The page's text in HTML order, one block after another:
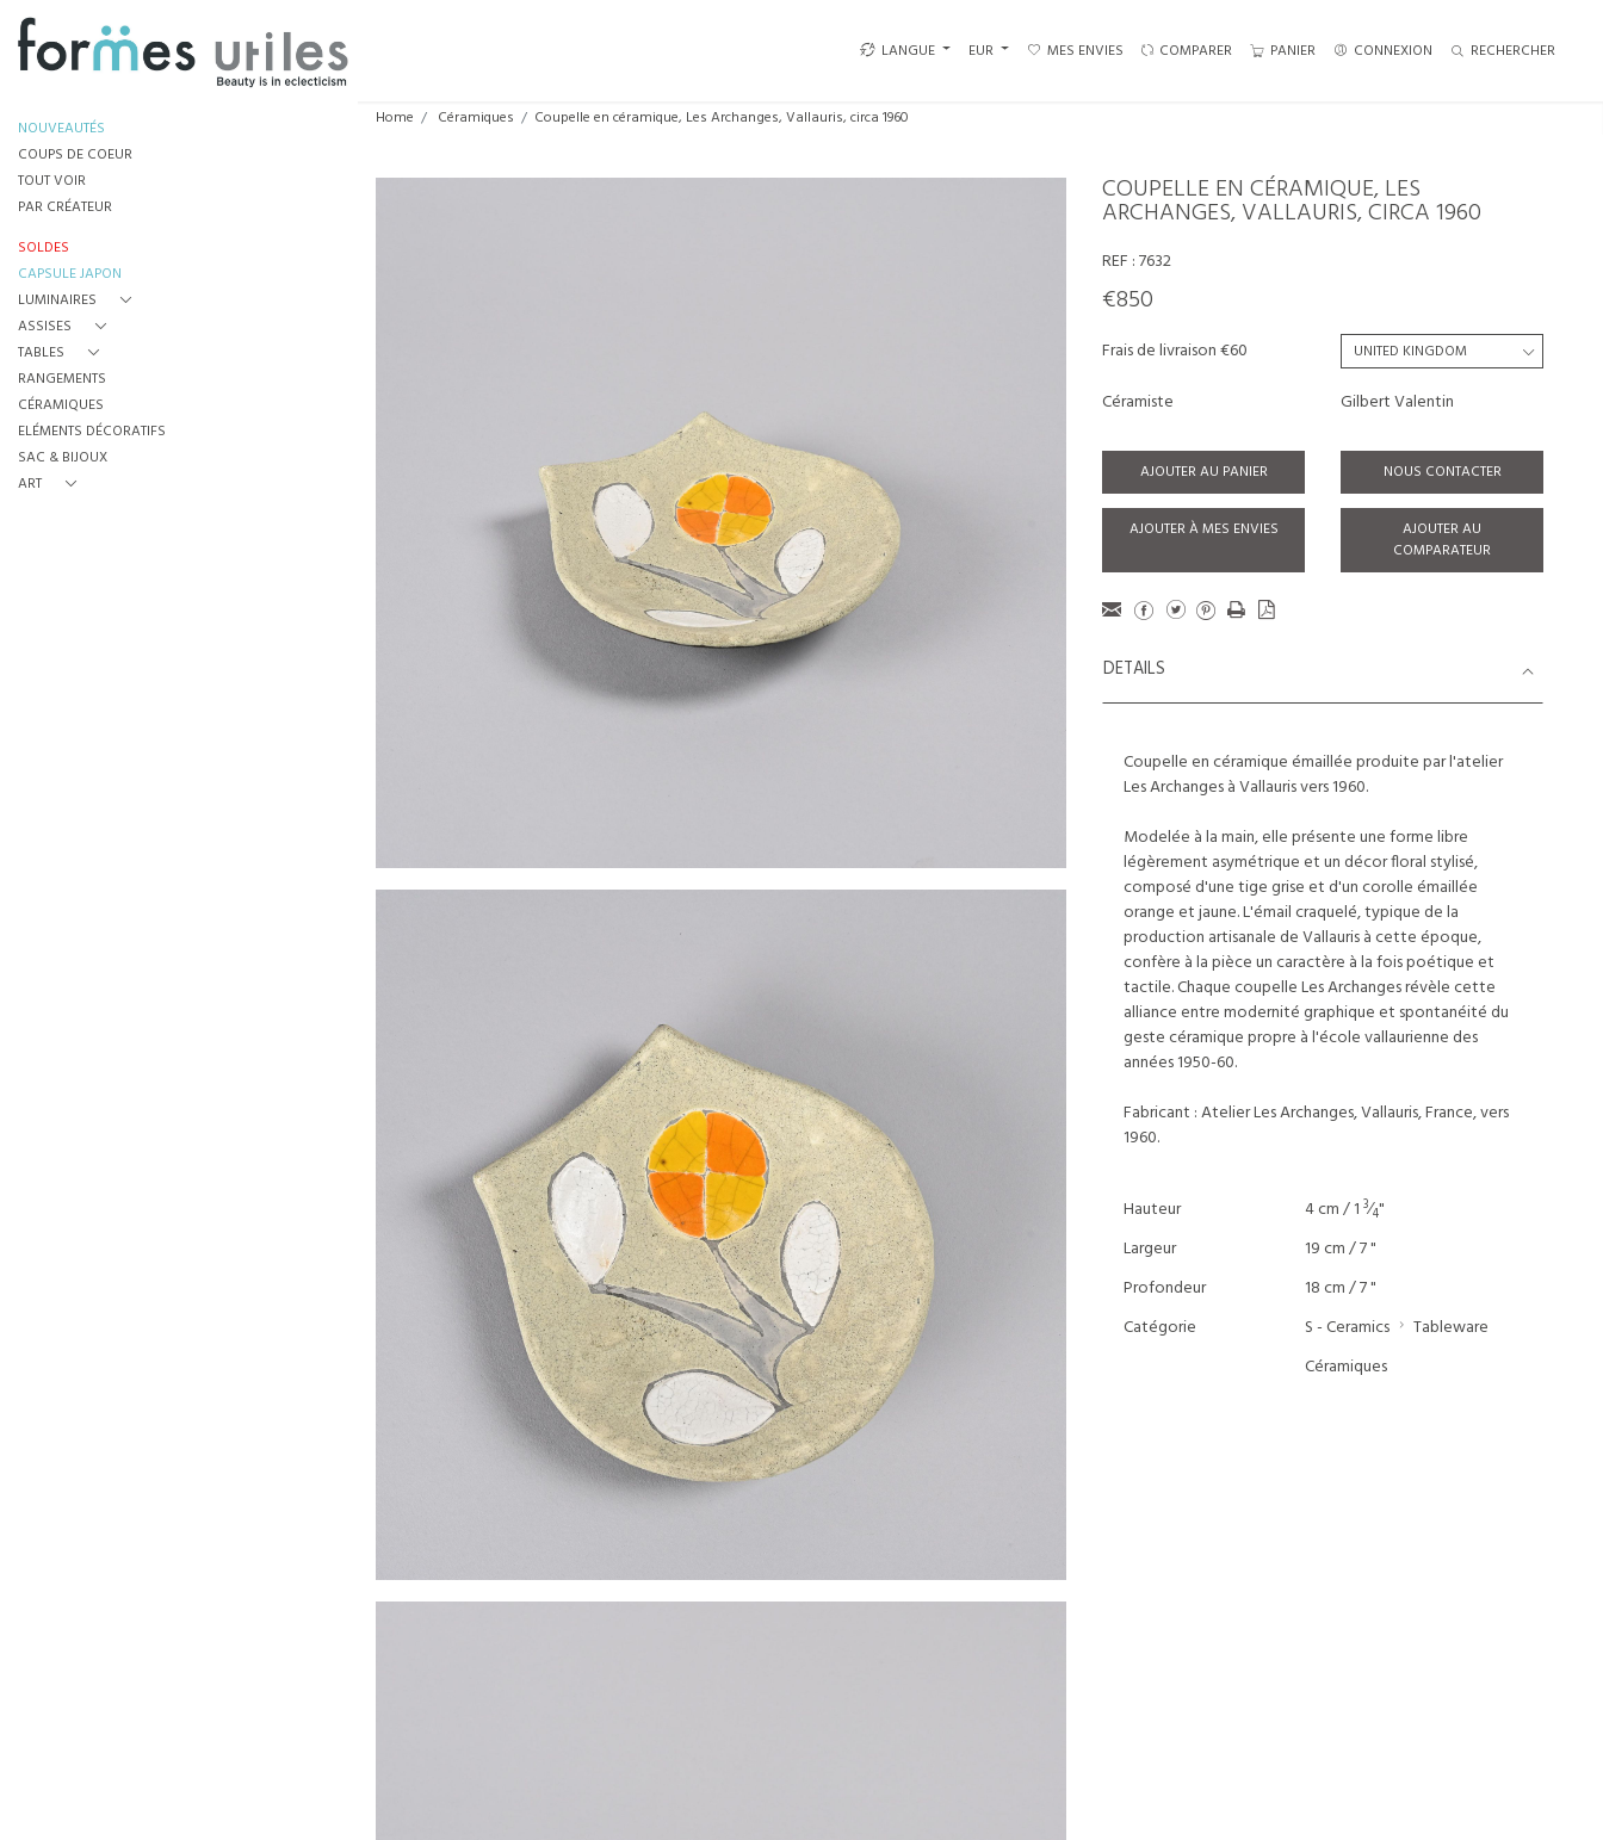
LANGUE EUR MES ENVIES COMPARER PANIER CONNEXION RECHERCHER
NOUVEAUTÉS
COUPS DE COEUR
TOUT VOIR
PAR CRÉATEUR
SOLDES
CAPSULE JAPON
LUMINAIRES
ASSISES
TABLES
RANGEMENTS
CÉRAMIQUES
ELÉMENTS DÉCORATIFS
SAC & BIJOUX
ART
Home Céramiques Coupelle en céramique, Les Archanges, Vallauris, circa 1960
COUPELLE EN CÉRAMIQUE, LES
ARCHANGES, VALLAURIS, CIRCA 1960
REF :7632
€850
Frais de livraison €60
Céramiste
Gilbert Valentin
AJOUTER AU PANIER NOUS CONTACTER
AJOUTER À MES ENVIES
AJOUTER AU
COMPARATEUR
DETAILS
Coupelle en céramique émaillée produite par l'atelier
Les Archanges à Vallauris vers 1960.
Modelée à la main, elle présente une forme libre
légèrement asymétrique et un décor floral stylisé,
composé d'une tige grise et d'un corolle émaillée
orange et jaune. L'émail craquelé, typique de la
production artisanale de Vallauris à cette époque,
confère à la pièce un caractère à la fois poétique et
tactile. Chaque coupelle Les Archanges révèle cette
alliance entre modernité graphique et spontanéité du
geste céramique propre à l'école vallaurienne des
années 1950-60.
Fabricant : Atelier Les Archanges, Vallauris, France, vers
1960.
Hauteur 4 cm / 1 3⁄4"
Largeur
19 cm / 7 "
Profondeur
18 cm / 7 "
Catégorie
S - Ceramics
Tableware
Céramiques